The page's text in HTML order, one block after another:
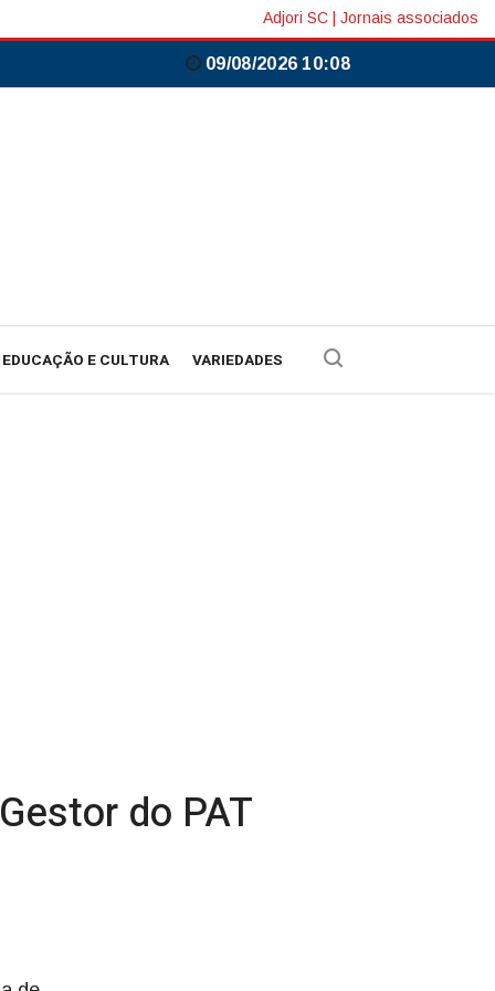
Adjori SC Jornais associados
09/08/2026 10:08
EDUCAÇÃO E CULTURA VARIEDADES
do PAT